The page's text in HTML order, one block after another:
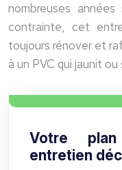
nombreuses années
contrainte, cet
toujours rénover et
à un PVC qui jaunit
Votre
entretien